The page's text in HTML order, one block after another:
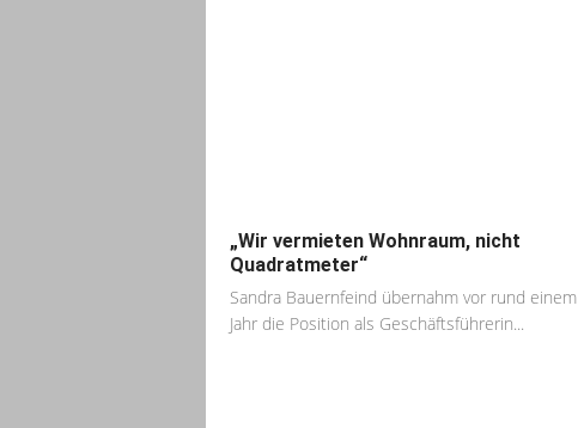
„Wir vermieten Wohnraum, nicht
Quadratmeter“
Sandra Bauernfeind übernahm vor rund einem
Jahr die Position als Geschäftsführerin...